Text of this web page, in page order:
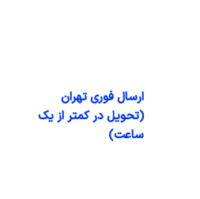
ارسال فوری تهران
(تحویل در کمتر از یک
ساعت)